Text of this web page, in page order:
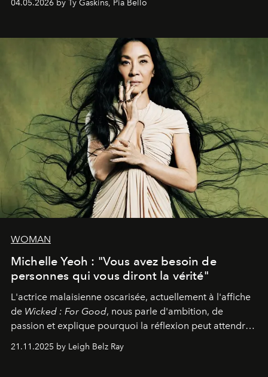
04.05.2026 by Ty Gaskins, Pia Bello
WOMAN
Michelle Yeoh : "Vous avez besoin de
personnes qui vous diront la vérité"
L'actrice malaisienne oscarisée, actuellement à l'affiche
de Wicked : For Good, nous parle d'ambition, de
passion et explique pourquoi la réflexion peut attendre.
personnage qui dit : 'C'est mon désir, mon ambition, ma
21.11.2025 by Leigh Belz Ray